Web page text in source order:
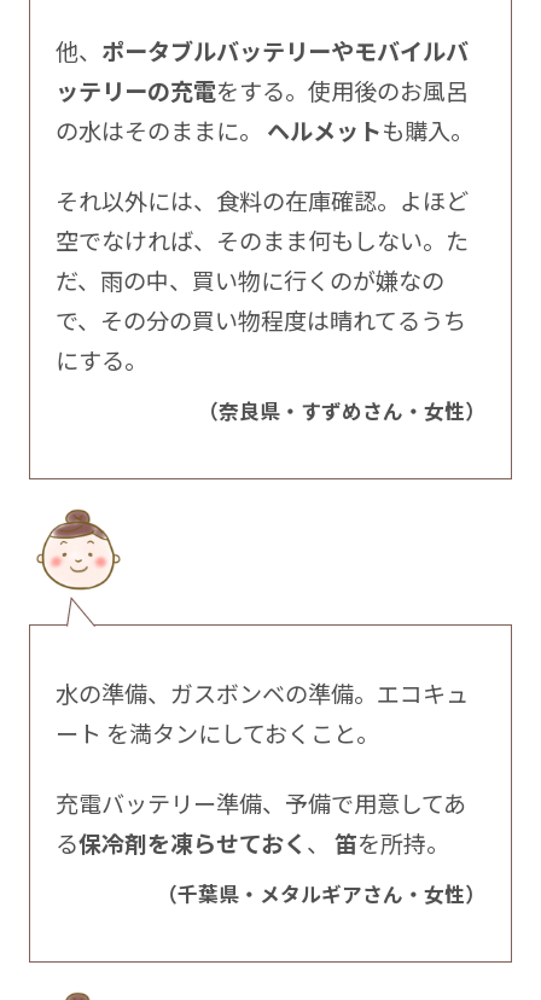
他、 ポータブルバッテリーやモバイルバ
ッテリーの充電をする。使用後のお風呂
の水はそのままに。
ヘルメットも購入。
それ以外には、食料の在庫確認。よほど
空でなければ、そのまま何もしない。た
だ、雨の中、買い物に行くのが嫌なの
で、その分の買い物程度は晴れてるうち
にする。
（奈良県・すずめさん・女性）
水の準備、ガスボンベの準備。エコキュ
ート を満タンにしておくこと。
充電バッテリー準備、予備で用意してあ
る保冷剤を凍らせておく 、 笛を所持。
（千葉県・メタルギアさん・女性）